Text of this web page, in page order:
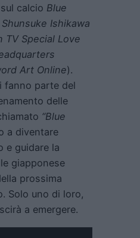
calcio Blue
Shunsuke Ishikawa
TV Special Love
Art Online).
fanno parte del
delle
“Blue
a diventare
e guidare la
giapponese
prossima
Solo uno di loro,
a emergere.